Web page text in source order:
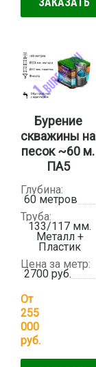
Бурение
скважины на
песок ~60 м.
ПА5
Глубина:
60 метров
Труба:
133/117 мм.
Металл +
Пластик
Цена за метр:
2700 руб.
От
255
000
руб.